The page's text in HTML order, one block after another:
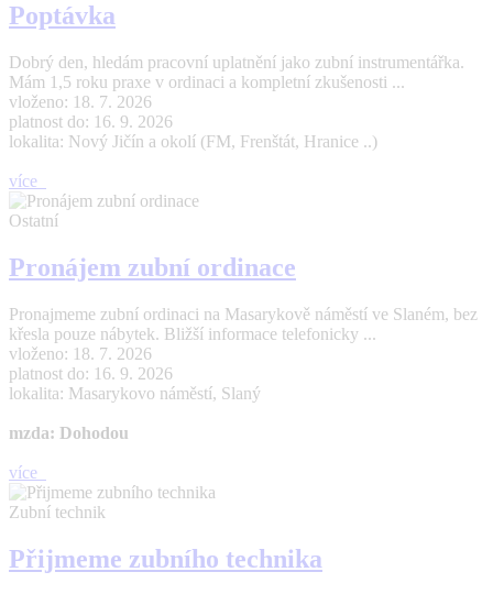
Poptávka
Dobrý den, hledám pracovní uplatnění jako zubní instrumentářka.
Mám 1,5 roku praxe v ordinaci a kompletní zkušenosti ...
vloženo: 18. 7. 2026
platnost do: 16. 9. 2026
lokalita: Nový Jičín a okolí (FM, Frenštát, Hranice ..)
více
Ostatní
Pronájem zubní ordinace
Pronajmeme zubní ordinaci na Masarykově náměstí ve Slaném, bez
křesla pouze nábytek. Bližší informace telefonicky ...
vloženo: 18. 7. 2026
platnost do: 16. 9. 2026
lokalita: Masarykovo náměstí, Slaný
mzda: Dohodou
více
Zubní technik
Přijmeme zubního technika